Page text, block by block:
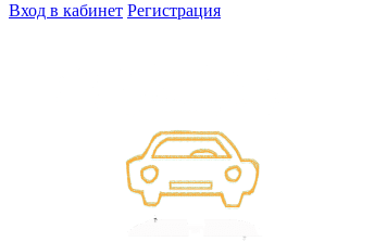
Вход в кабинет Регистрация